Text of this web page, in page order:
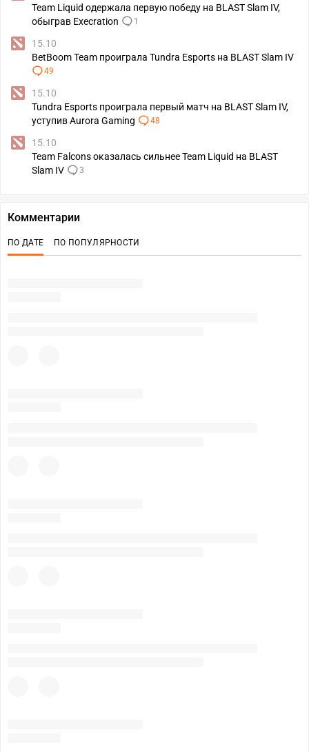
Team Liquid одержала первую победу на BLAST Slam IV,
обыграв Execration
1
15.10
BetBoom Team проиграла Tundra Esports на BLAST Slam IV
49
15.10
Tundra Esports проиграла первый матч на BLAST Slam IV,
уступив Aurora Gaming
48
15.10
Team Falcons оказалась сильнее Team Liquid на BLAST
Slam IV
3
Комментарии
ПО ДАТЕ ПО ПОПУЛЯРНОСТИ